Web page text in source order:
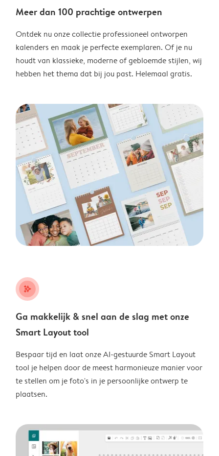
Meer dan 100 prachtige ontwerpen
Ontdek nu onze collectie professioneel ontworpen
kalenders en maak je perfecte exemplaren. Of je nu
houdt van klassieke, moderne of gebloemde stijlen, wij
hebben het thema dat bij jou past. Helemaal gratis.
stars_plus
Ga makkelijk & snel aan de slag met onze
Smart Layout tool
Bespaar tijd en laat onze AI-gestuurde Smart Layout
tool je helpen door de meest harmonieuze manier voor
te stellen om je foto's in je persoonlijke ontwerp te
plaatsen.